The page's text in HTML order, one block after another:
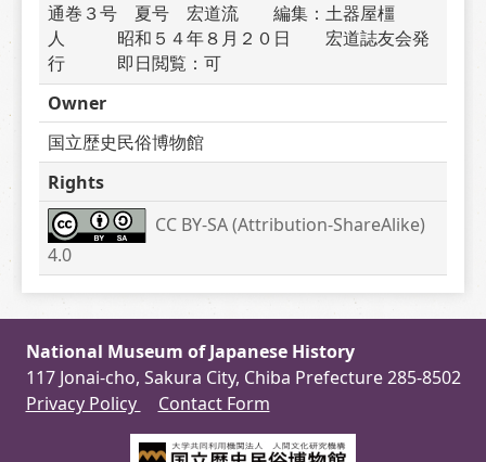
通巻３号　夏号　宏道流　　編集：土器屋橿
人　　　昭和５４年８月２０日　　宏道誌友会発
行　　　即日閲覧：可
Owner
国立歴史民俗博物館
Rights
CC BY-SA (Attribution-ShareAlike)
4.0
National Museum of Japanese History
117 Jonai-cho, Sakura City, Chiba Prefecture 285-8502
Privacy Policy
Contact Form